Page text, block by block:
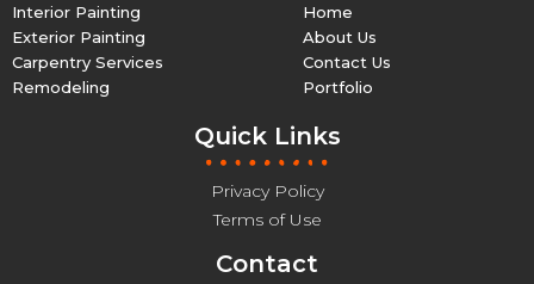
Interior Painting
Exterior Painting
Carpentry Services
Remodeling
Home
About Us
Contact Us
Portfolio
Quick Links
Privacy Policy
Terms of Use
Contact